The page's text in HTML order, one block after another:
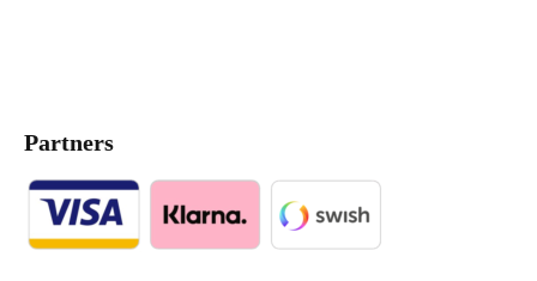
Partners